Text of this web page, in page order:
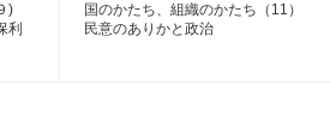
)
利
国のかたち、組織のかたち（11）
民意のありかと政治